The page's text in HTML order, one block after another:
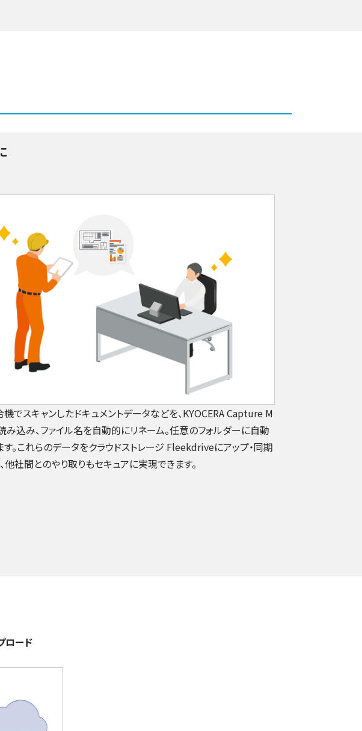
でスキャンしたドキュメントデータなどを、KYOCERA Capture M
込み、ファイル名を自動的にリネーム。任意のフォルダーに自動
。これらのデータをクラウドストレージ Fleekdriveにアップ・同期
他社間とのやり取りもセキュアに実現できます。
ロード